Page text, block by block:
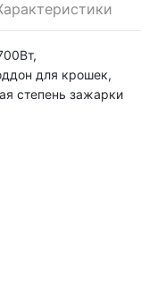
для крошек,
степень зажарки